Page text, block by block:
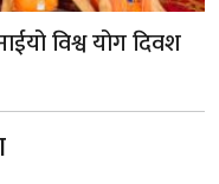
विश्व योग दिवश